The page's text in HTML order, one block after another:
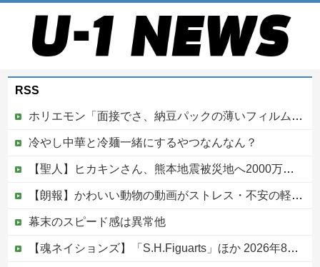
RSS
ホリエモン「面接でさ、納豆パックの薄いフィルムって何のために入っていの？って聞くわけ」
冷やし中華と冷麺一緒にするやつなんなん？
【聖人】ヒカキンさん、熊本地震被災地へ2000万円の寄付！
【朗報】かわいい動物の動画がストレス・不安の軽減になる可能性。英大学の研究で実証
幕末のスピード感は異常他
【魂ネイションズ】「S.H.Figuarts」ほか 2026年8月発売商品【スケジュール公開】